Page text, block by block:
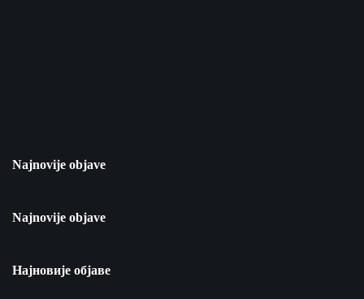
Najnovije objave
Najnovije objave
Најновије објаве